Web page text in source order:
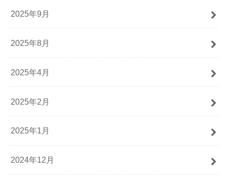
2025年9月
2025年8月
2025年4月
2025年2月
2025年1月
2024年12月